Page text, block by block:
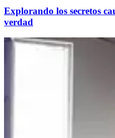
Explorando los secretos
verdad